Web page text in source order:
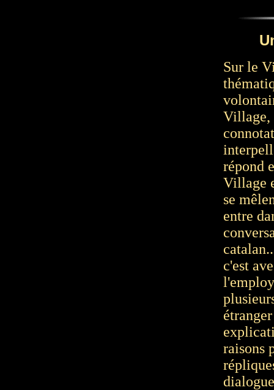
Sur le
Village,
répond
Village
se
entre
c'est
raisons